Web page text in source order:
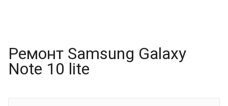
Ремонт Samsung Galaxy
Note 10 lite